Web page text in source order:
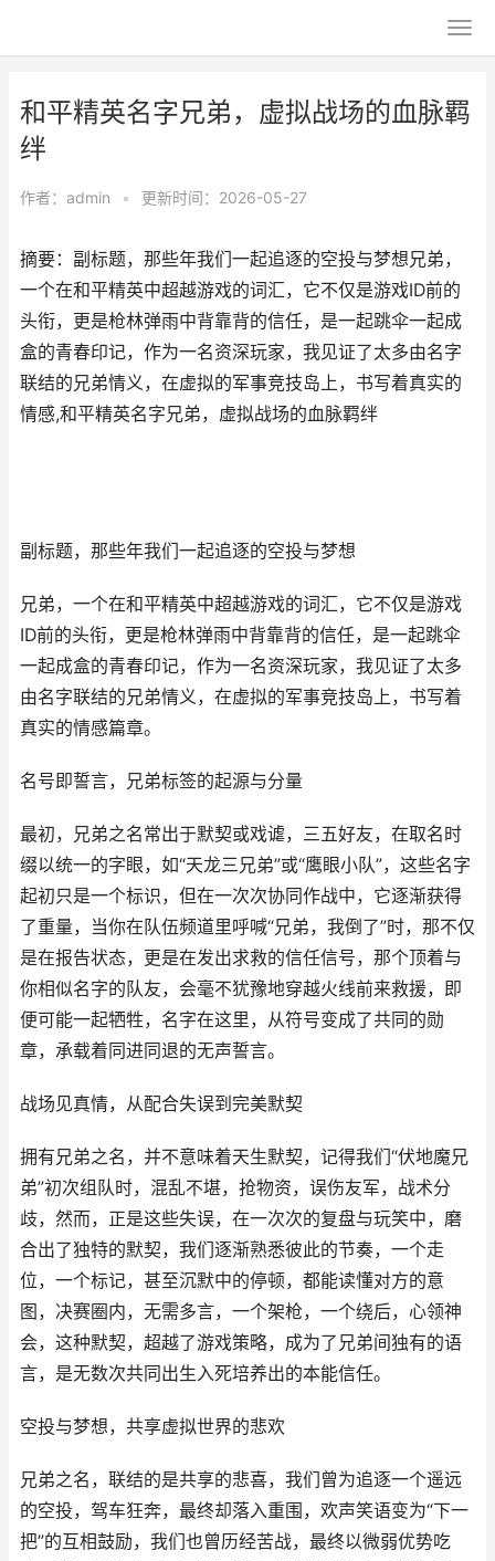
和平精英名字兄弟，虚拟战场的血脉羁
绊
作者： admin • 更新时间：2026-05-27
摘要：副标题，那些年我们一起追逐的空投与梦想兄弟，
一个在和平精英中超越游戏的词汇，它不仅是游戏ID前的
头衔，更是枪林弹雨中背靠背的信任，是一起跳伞一起成
盒的青春印记，作为一名资深玩家，我见证了太多由名字
联结的兄弟情义，在虚拟的军事竞技岛上，书写着真实的
情感,和平精英名字兄弟，虚拟战场的血脉羁绊
副标题，那些年我们一起追逐的空投与梦想
兄弟，一个在和平精英中超越游戏的词汇，它不仅是游戏
ID前的头衔，更是枪林弹雨中背靠背的信任，是一起跳伞
一起成盒的青春印记，作为一名资深玩家，我见证了太多
由名字联结的兄弟情义，在虚拟的军事竞技岛上，书写着
真实的情感篇章。
名号即誓言，兄弟标签的起源与分量
最初，兄弟之名常出于默契或戏谑，三五好友，在取名时
缀以统一的字眼，如“天龙三兄弟”或“鹰眼小队”，这些名字
起初只是一个标识，但在一次次协同作战中，它逐渐获得
了重量，当你在队伍频道里呼喊“兄弟，我倒了”时，那不仅
是在报告状态，更是在发出求救的信任信号，那个顶着与
你相似名字的队友，会毫不犹豫地穿越火线前来救援，即
便可能一起牺牲，名字在这里，从符号变成了共同的勋
章，承载着同进同退的无声誓言。
战场见真情，从配合失误到完美默契
拥有兄弟之名，并不意味着天生默契，记得我们“伏地魔兄
弟”初次组队时，混乱不堪，抢物资，误伤友军，战术分
歧，然而，正是这些失误，在一次次的复盘与玩笑中，磨
合出了独特的默契，我们逐渐熟悉彼此的节奏，一个走
位，一个标记，甚至沉默中的停顿，都能读懂对方的意
图，决赛圈内，无需多言，一个架枪，一个绕后，心领神
会，这种默契，超越了游戏策略，成为了兄弟间独有的语
言，是无数次共同出生入死培养出的本能信任。
空投与梦想，共享虚拟世界的悲欢
兄弟之名，联结的是共享的悲喜，我们曾为追逐一个遥远
的空投，驾车狂奔，最终却落入重围，欢声笑语变为“下一
把”的互相鼓励，我们也曾历经苦战，最终以微弱优势吃